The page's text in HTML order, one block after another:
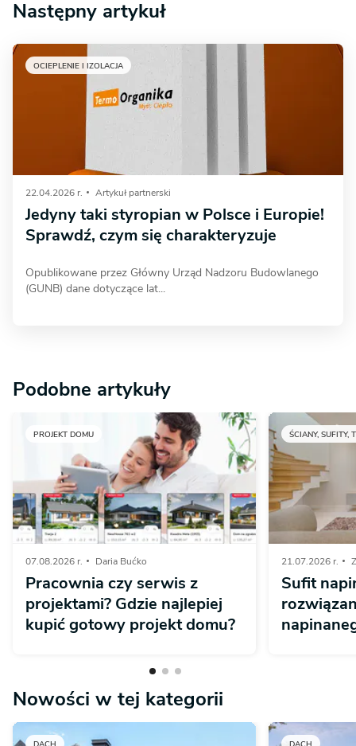
Następny artykuł
OCIEPLENIE I IZOLACJA
22.04.2026 r. Artykuł partnerski
Jedyny taki styropian w Polsce i Europie!
Sprawdź, czym się charakteryzuje
Opublikowane przez Główny Urząd Nadzoru Budowlanego
(GUNB) dane dotyczące lat...
Podobne artykuły
PROJEKT DOMU
07.08.2026 r. Daria Bućko
Pracownia czy serwis z
projektami? Gdzie najlepiej
kupić gotowy projekt domu?
ŚCIANY, SUFITY,
21.07.2026 r.
Sufit
Nowości w tej kategorii